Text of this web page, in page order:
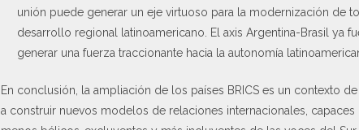
unión puede generar un eje virtuoso para la modernización de
desarrollo regional latinoamericano. El axis Argentina-Brasil ya
generar una fuerza traccionante hacia la autonomía
En conclusión, la ampliación de los países BRICS es un contexto
a construir nuevos modelos de relaciones internacionales,